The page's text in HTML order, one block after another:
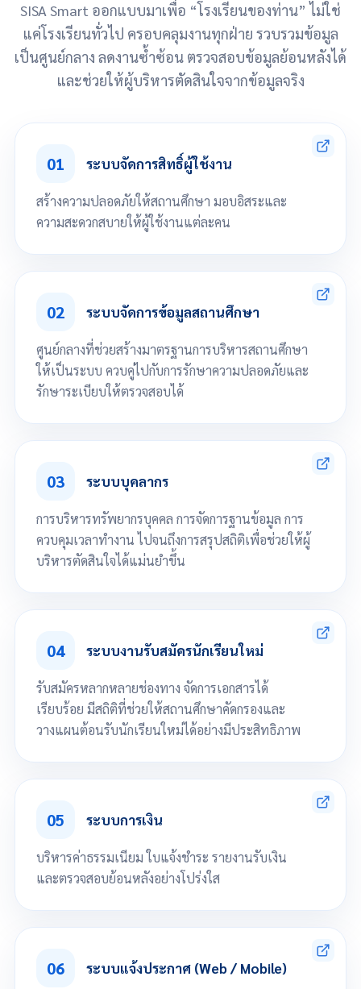
SISA Smart ออกแบบมาเพื่อ “โรงเรียนของท่าน” ไม่ใช่
แค่โรงเรียนทั่วไป ครอบคลุมงานทุกฝ่าย รวบรวมข้อมูล
เป็นศูนย์กลาง ลดงานซ้ำซ้อน ตรวจสอบข้อมูลย้อนหลังได้
และช่วยให้ผู้บริหารตัดสินใจจากข้อมูลจริง
01 ระบบจัดการสิทธิ์ผู้ใช้งาน
สร้างความปลอดภัยให้สถานศึกษา มอบอิสระและ
ความสะดวกสบายให้ผู้ใช้งานแต่ละคน
กำหนดสิทธิ์สำหรับผู้ใช้งานกลุ่ม
กำหนดสิทธิ์สำหรับผู้ใช้งานรายบุคคล
จัดการกลุ่มผู้ใช้แต่ละประเภท
กำหนดการตั้งค่าส่วนตัว เช่น การแสดงผล รูปแบบสีพื้น แถบสีเมนู การแสดง
ข้อมูล ภาษา
02 ระบบจัดการข้อมูลสถานศึกษา
ศูนย์กลางที่ช่วยสร้างมาตรฐานการบริหารสถานศึกษา
ให้เป็นระบบ ควบคู่ไปกับการรักษาความปลอดภัยและ
รักษาระเบียบให้ตรวจสอบได้
โครงสร้างพื้นฐาน และกฎเกณฑ์ต่างๆของสถานศึกษา
03 ระบบบุคลากร
การบริหารทรัพยากรบุคคล การจัดการฐานข้อมูล การ
ควบคุมเวลาทำงาน ไปจนถึงการสรุปสถิติเพื่อช่วยให้ผู้
บริหารตัดสินใจได้แม่นยำขึ้น
จัดการคณะ และ หน่วยงาน โครงสร้างการบริหาร
จัดการเวลาทำการ
กำหนดรหัสการรับเข้าออก นำเข้าข้อมูลบุคลากร
นำเข้าแบบไฟล์ข้อมูลได้
ออกรายงาน เช่น ระเบียนบุคลากร แสดงรูปภาพบุคลากร
ออกรายงานข้อมูลสถิติ การลา, จำนวนบุคลากร, สรุปการมาปฏิบัติงาน,
จำนวนชั่วโมงสอน
04 ระบบงานรับสมัครนักเรียนใหม่
รับสมัครหลากหลายช่องทาง จัดการเอกสารได้
เรียบร้อย มีสถิติที่ช่วยให้สถานศึกษาคัดกรองและ
วางแผนต้อนรับนักเรียนใหม่ได้อย่างมีประสิทธิภาพ
จัดการงานรับสมัครนักเรียนใหม่
กำหนดเปิด/ปิด หลักสูตรการรับสมัคร
แสดงข้อมูลสถิติการแรกเข้า เกรดเฉลี่ย ฯลฯ
05 ระบบการเงิน
บริหารค่าธรรมเนียม ใบแจ้งชำระ รายงานรับเงิน
และตรวจสอบย้อนหลังอย่างโปร่งใส
ตั้งค่าการชำระเงินเริ่มต้น เช่น รายการค่าธรรมเนียมต่างๆ, ประเภทการชำระเงิน,
จัดการกองทุนกู้ยืม/นักเรียนที่ได้รับทุน
กำหนดรายการชำระค่าลงทะเบียน
ตั้งบัญชีลูกหนี้ได้
06 ระบบแจ้งประกาศ (Web / Mobile)